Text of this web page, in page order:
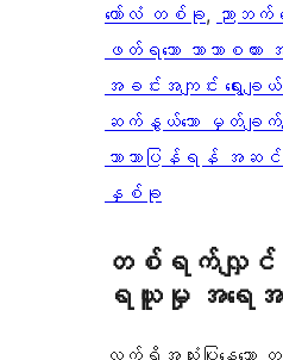
ကော်လံ တစ်ခု, ညာဘက် ဘ
ဖတ်ရသော ဘာသာစကာ
အခင်းအကျင်း ရွေးချယ်စ
ဆက်နွယ်သော မှတ်ချက်မျ
ဘာသာပြန်ရန် အဆ
နှစ်ခု
တစ်ရက်လျှင်
ရယူမှု အရေ